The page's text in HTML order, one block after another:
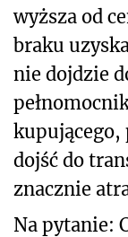
wyższa od
braku
nie dojdzie
kupującego,
dojść do
znacznie
Na pytanie: